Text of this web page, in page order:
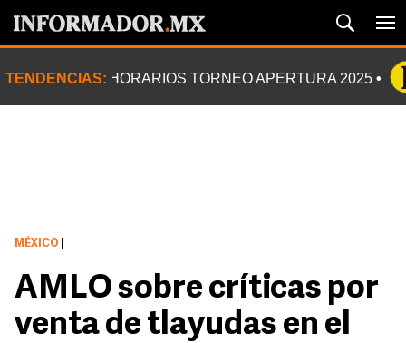
TENDENCIAS: HORARIOS TORNEO APERTURA 2025
MÉXICO
AMLO sobre críticas por
venta de tlayudas en el